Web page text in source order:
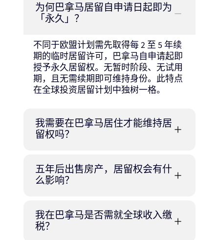
为何巴拿马居留自申请日起即为
「永久」？
不同于欧盟计划需先取得每 2 至 5 年续
期的临时居留许可，巴拿马自申请起即
授予永久居留权。无暂时阶段、无试用
期，且无需续期即可维持身份。此特点
在全球投资居留计划中独树一格。
我需要在巴拿马居住才能维持居
留权吗？
五年后出售房产，居留权会有什
么影响？
我在巴拿马是否需就全球收入缴
税？